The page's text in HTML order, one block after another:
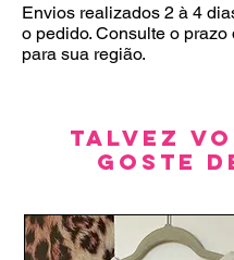
Envios realizados 2 à 4
o pedido. Consulte o prazo
para sua região.
Talvez
goste